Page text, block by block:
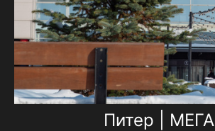
Питер | МЕГА